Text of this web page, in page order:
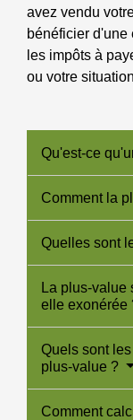
avez vendu
bénéficier d'une
les impôts à
ou votre
Qu'est-ce
Comment la
Quelles sont
La plus-value
elle exonérée
Quels sont
plus-value ?
Comment